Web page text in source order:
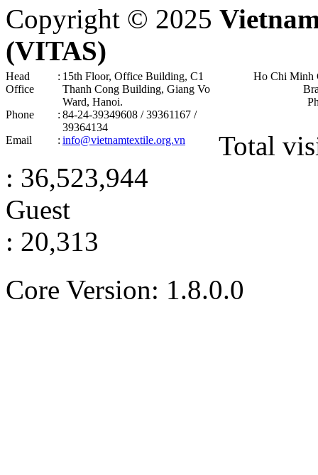
Copyright © 2025
(VITAS)
Head
Office
: 15th Floor, Office Building, C1
Thanh Cong Building, Giang Vo
Ward, Hanoi .
Phone
: 84-24-39349608 / 39361167 /
39364134
Email
: info@vietnamtextile.org.vn
Ho Chi Minh
Total
: 36,523,944
Guest
: 20,313
Core Version: 1.8.0.0